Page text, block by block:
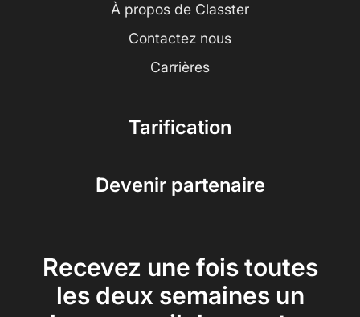
À propos de Classter
Contactez nous
Carrières
Tarification
Devenir partenaire
Recevez une fois toutes
les deux semaines un